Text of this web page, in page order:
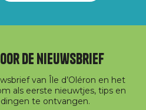
de nieuwsbrief
van Île d’Oléron en het
als eerste nieuwtjes, tips en
te ontvangen.